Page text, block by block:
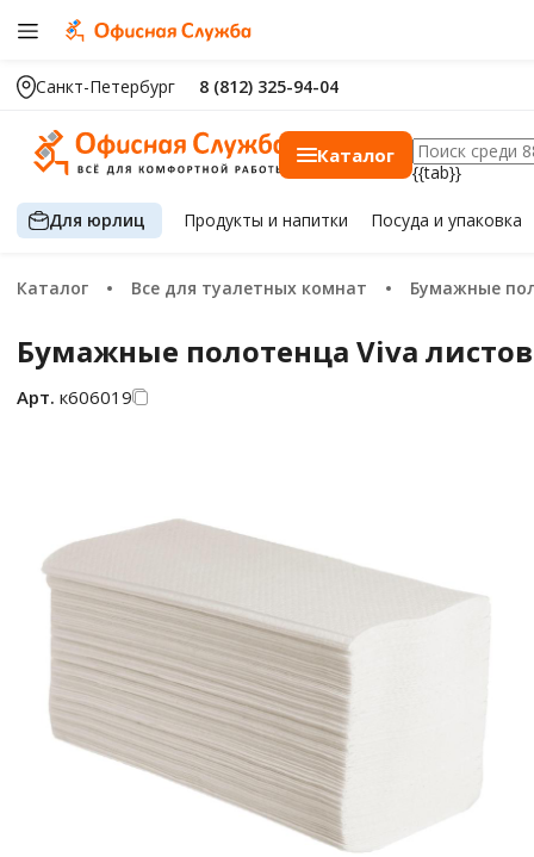
Санкт-Петербург 8 (812) 325-94-04
Каталог
{{tab}}
Для юрлиц Продуктыи напитки Посуда и упаковка
Каталог Все для туалетных комнат Бумажные
Бумажные полотенца Viva
Арт. к606019